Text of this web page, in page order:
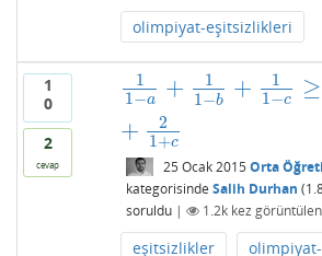
olimpiyat-eşitsizlikleri
1
0
2
cevap
1
1−a +
1
1−b +
1
1−c ≥
+
2
1+c
11−a +1 1−b+ 11 −c≥2 1+a
25 Ocak 2015 Orta
kategorisinde Salih Durhan (
soruldu | 1.2kkez
eşitsizlikler